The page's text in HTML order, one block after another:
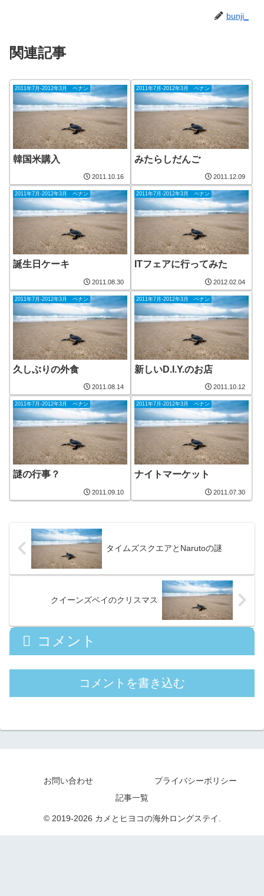
bunji_
関連記事
2011年7月-2012年3月 ペナン
韓国米購入
2011.10.16
2011年7月-2012年3月 ペナン
みたらしだんご
2011.12.09
2011年7月-2012年3月 ペナン
誕生日ケーキ
2011.08.30
2011年7月-2012年3月 ペナン
ITフェアに行ってみた
2012.02.04
2011年7月-2012年3月 ペナン
久しぶりの外食
2011.08.14
2011年7月-2012年3月 ペナン
新しいD.I.Y.のお店
2011.10.12
2011年7月-2012年3月 ペナン
謎の行事？
2011.09.10
2011年7月-2012年3月 ペナン
ナイトマーケット
2011.07.30
タイムズスクエアとNarutoの謎
クイーンズベイのクリスマス
コメント
コメントを書き込む
お問い合わせ
プライバシーポリシー
記事一覧
© 2019-2026 カメとヒヨコの海外ロングステイ.